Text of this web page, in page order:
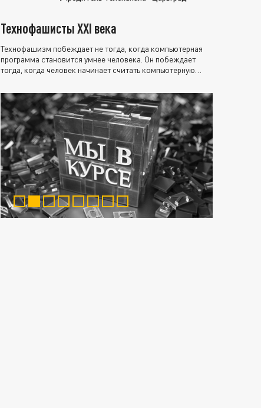
Технофашисты XXI века
Технофашизм побеждает не тогда, когда компьютерная
программа становится умнее человека. Он побеждает
тогда, когда человек начинает считать компьютерную